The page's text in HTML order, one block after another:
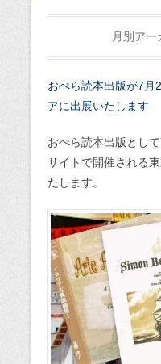
月別アー
おぺら読本出版が7月
アに出展いたします
おぺら読本出版とし
サイトで開催される
たします。